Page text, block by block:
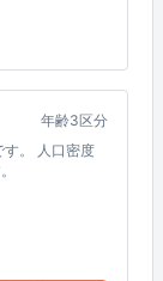
年齢3区分
。 人口密度